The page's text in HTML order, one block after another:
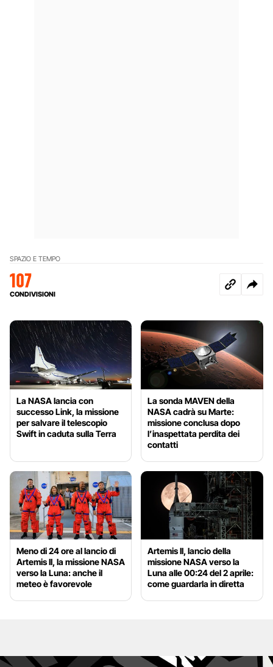
SPAZIO E TEMPO
107
CONDIVISIONI
La NASA lancia con
successo Link, la missione
per salvare il telescopio
Swift in caduta sulla Terra
La sonda MAVEN della
NASA cadrà su Marte:
missione conclusa dopo
l’inaspettata perdita dei
contatti
Meno di 24 ore al lancio di
Artemis II, la missione NASA
verso la Luna: anche il
meteo è favorevole
Artemis II, lancio della
missione NASA verso la
Luna alle 00:24 del 2 aprile:
come guardarla in diretta